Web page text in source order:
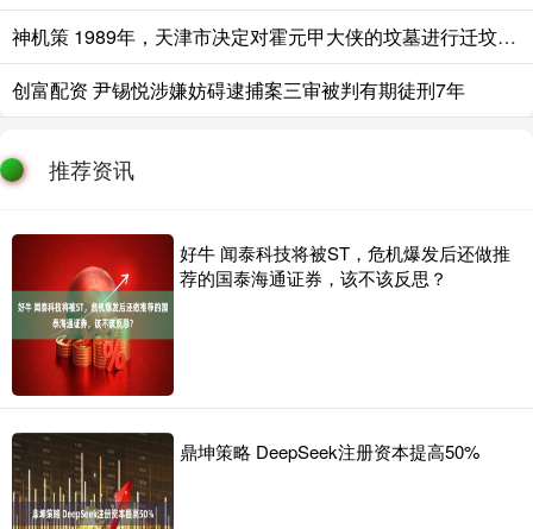
神机策 1989年，天津市决定对霍元甲大侠的坟墓进行迁坟，不料在水泥地下挖出
创富配资 尹锡悦涉嫌妨碍逮捕案三审被判有期徒刑7年
推荐资讯
好牛 闻泰科技将被ST，危机爆发后还做推
荐的国泰海通证券，该不该反思？
鼎坤策略 DeepSeek注册资本提高50%